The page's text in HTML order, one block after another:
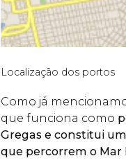
Localização dos portos
Como já
que funciona como
Gregas e constitui
que percorrem o Mar